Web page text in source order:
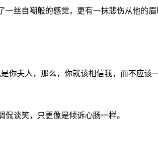
丝自嘲般的感觉，更有一抹悲伤从他的眉
你夫人，那么，你就该相信我，而不应该
谈笑，只更像是倾诉心肠一样。